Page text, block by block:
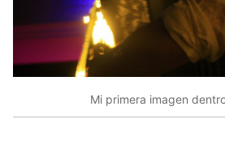
Mi primera imagen